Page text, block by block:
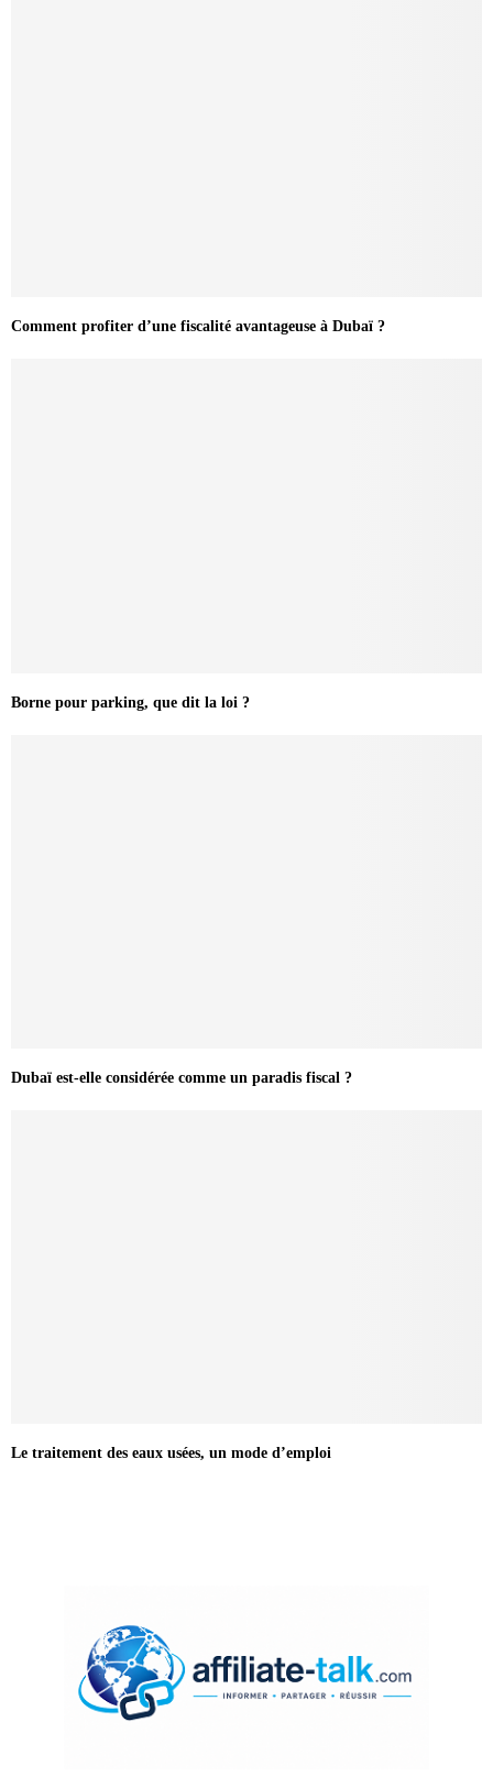
Comment profiter d’une fiscalité avantageuse à Dubaï ?
Borne pour parking, que dit la loi ?
Dubaï est-elle considérée comme un paradis fiscal ?
Le traitement des eaux usées, un mode d’emploi